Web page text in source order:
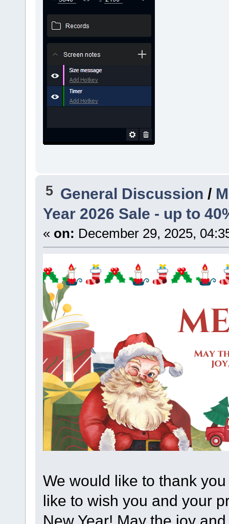
5 General Discussion /
Year 2026 Sale - up to
« on: December 29, 2025,
We would like to thank
like to wish you and your
New Year! May the joy